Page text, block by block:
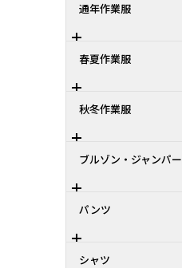
通年作業服
春夏作業服
秋冬作業服
ブルゾン・ジャンパー
パンツ
シャツ